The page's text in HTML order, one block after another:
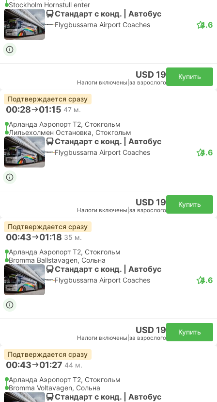
Stockholm Hornstull enter
Стандарт с конд. | Автобус
Flygbussarna Airport Coaches 4.6
USD 19
Налоги включены за взрослого
Купить
Подтверждается сразу
00:28 01:15 47 м.
Арланда Аэропорт T2, Стокгольм
Лильехолмен Остановка, Стокгольм
Стандарт с конд. | Автобус
Flygbussarna Airport Coaches 4.6
USD 19
Налоги включены за взрослого
Купить
Подтверждается сразу
00:43 01:18 35 м.
Арланда Аэропорт T2, Стокгольм
Bromma Ballstavagen, Сольна
Стандарт с конд. | Автобус
Flygbussarna Airport Coaches 4.6
USD 19
Налоги включены за взрослого
Купить
Подтверждается сразу
00:43 01:27 44 м.
Арланда Аэропорт T2, Стокгольм
Bromma Voltavagen, Сольна
Стандарт с конд. | Автобус